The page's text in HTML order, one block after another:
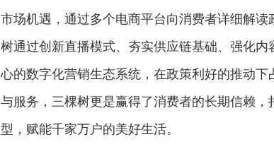
市场机遇，通过多个电商平台向消费者详细解
树通过创新直播模式、夯实供应链基础、强化
心的数字化营销生态系统，在政策利好的推动
与服务，三棵树更是赢得了消费者的长期信赖
型，赋能千家万户的美好生活。